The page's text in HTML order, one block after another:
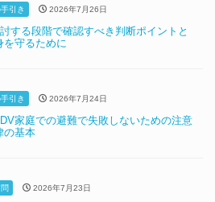
引き 2026年7月26日
する段階で確認すべき判断ポイントと
を守るために
引き 2026年7月24日
家庭での避難で失敗しないための注意
の基本
2026年7月23日